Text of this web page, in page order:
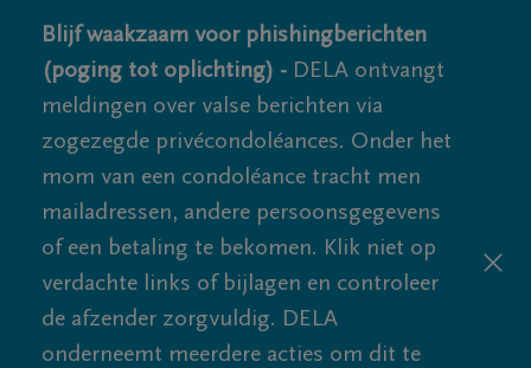
Blijf waakzaam voor phishingberichten
(poging tot oplichting) - DELA ontvangt
meldingen over valse berichten via
zogezegde privécondoléances. Onder het
mom van een condoléance tracht men
mailadressen, andere persoonsgegevens
of een betaling te bekomen. Klik niet op
verdachte links of bijlagen en controleer
de afzender zorgvuldig. DELA
onderneemt meerdere acties om dit te